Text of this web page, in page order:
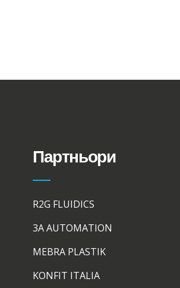
Партньори
R2G FLUIDICS
3A AUTOMATION
MEBRA PLASTIK
KONFIT ITALIA